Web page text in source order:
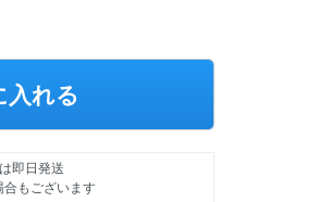
入れる
即日発送
もございます